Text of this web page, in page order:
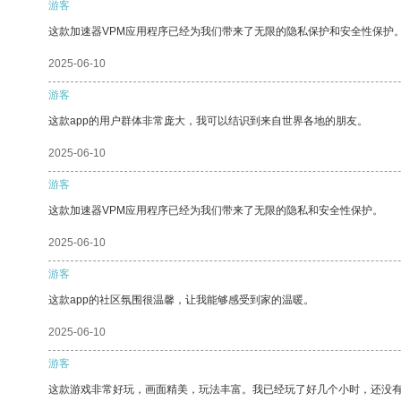
游客
这款加速器VPM应用程序已经为我们带来了无限的隐私保护和安全性保护。
2025-06-10
游客
这款app的用户群体非常庞大，我可以结识到来自世界各地的朋友。
2025-06-10
游客
这款加速器VPM应用程序已经为我们带来了无限的隐私和安全性保护。
2025-06-10
游客
这款app的社区氛围很温馨，让我能够感受到家的温暖。
2025-06-10
游客
这款游戏非常好玩，画面精美，玩法丰富。我已经玩了好几个小时，还没有